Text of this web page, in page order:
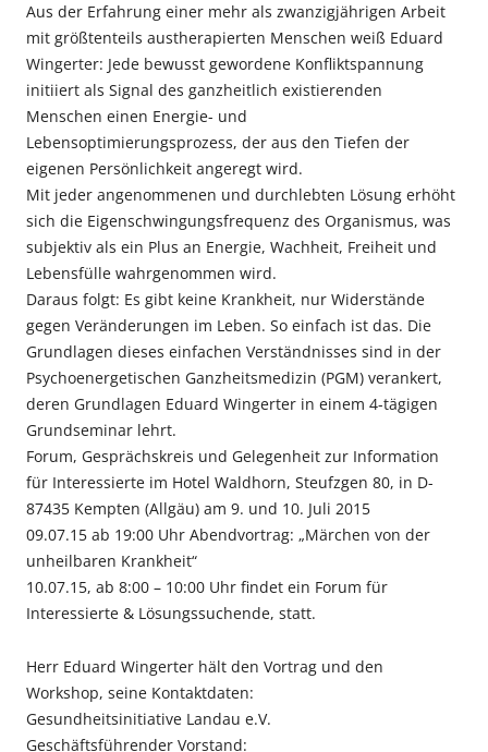
Aus der Erfahrung einer mehr als zwanzigjährigen Arbeit
mit größtenteils austherapierten Menschen weiß Eduard
Wingerter: Jede bewusst gewordene Konfliktspannung
initiiert als Signal des ganzheitlich existierenden
Menschen einen Energie- und
Lebensoptimierungsprozess, der aus den Tiefen der
eigenen Persönlichkeit angeregt wird.
Mit jeder angenommenen und durchlebten Lösung erhöht
sich die Eigenschwingungsfrequenz des Organismus, was
subjektiv als ein Plus an Energie, Wachheit, Freiheit und
Lebensfülle wahrgenommen wird.
Daraus folgt: Es gibt keine Krankheit, nur Widerstände
gegen Veränderungen im Leben. So einfach ist das. Die
Grundlagen dieses einfachen Verständnisses sind in der
Psychoenergetischen Ganzheitsmedizin (PGM) verankert,
deren Grundlagen Eduard Wingerter in einem 4-tägigen
Grundseminar lehrt.
Forum, Gesprächskreis und Gelegenheit zur Information
für Interessierte im Hotel Waldhorn, Steufzgen 80, in D-
87435 Kempten (Allgäu) am 9. und 10. Juli 2015
09.07.15 ab 19:00 Uhr Abendvortrag: „Märchen von der
unheilbaren Krankheit“
10.07.15, ab 8:00 – 10:00 Uhr findet ein Forum für
Interessierte & Lösungssuchende, statt.
Herr Eduard Wingerter hält den Vortrag und den
Workshop, seine Kontaktdaten:
Gesundheitsinitiative Landau e.V.
Geschäftsführender Vorstand: